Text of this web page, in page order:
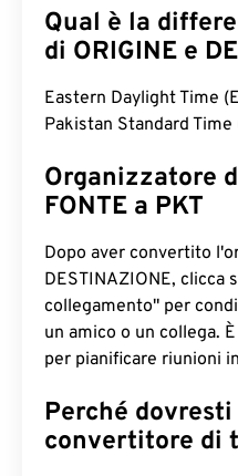
Qual è la
di ORIGINE e
Eastern Daylight Time
Pakistan Standard Time
Organizzatore
FONTE a PKT
Dopo aver convertito
DESTINAZIONE, clicca
collegamento" per
un amico o un collega.
per pianificare riunioni
Perché
convertitore di